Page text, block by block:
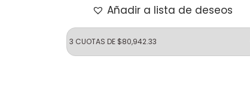
Añadir a lista de deseos